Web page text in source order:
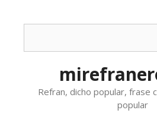
Refran, dicho popular, frase
popular